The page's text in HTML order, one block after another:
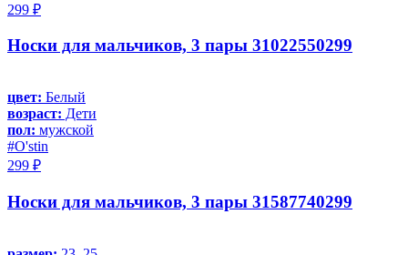
299 ₽
Носки для мальчиков, 3 пары 31022550299
цвет: Белый
возраст: Дети
пол: мужской
#O'stin
299 ₽
Носки для мальчиков, 3 пары 31587740299